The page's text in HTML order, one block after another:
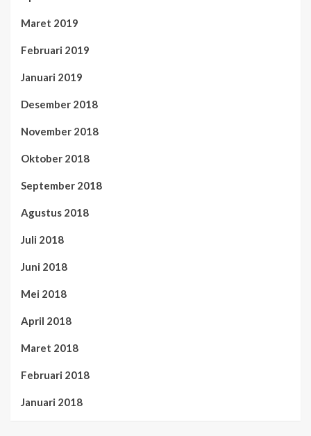
Maret 2019
Februari 2019
Januari 2019
Desember 2018
November 2018
Oktober 2018
September 2018
Agustus 2018
Juli 2018
Juni 2018
Mei 2018
April 2018
Maret 2018
Februari 2018
Januari 2018